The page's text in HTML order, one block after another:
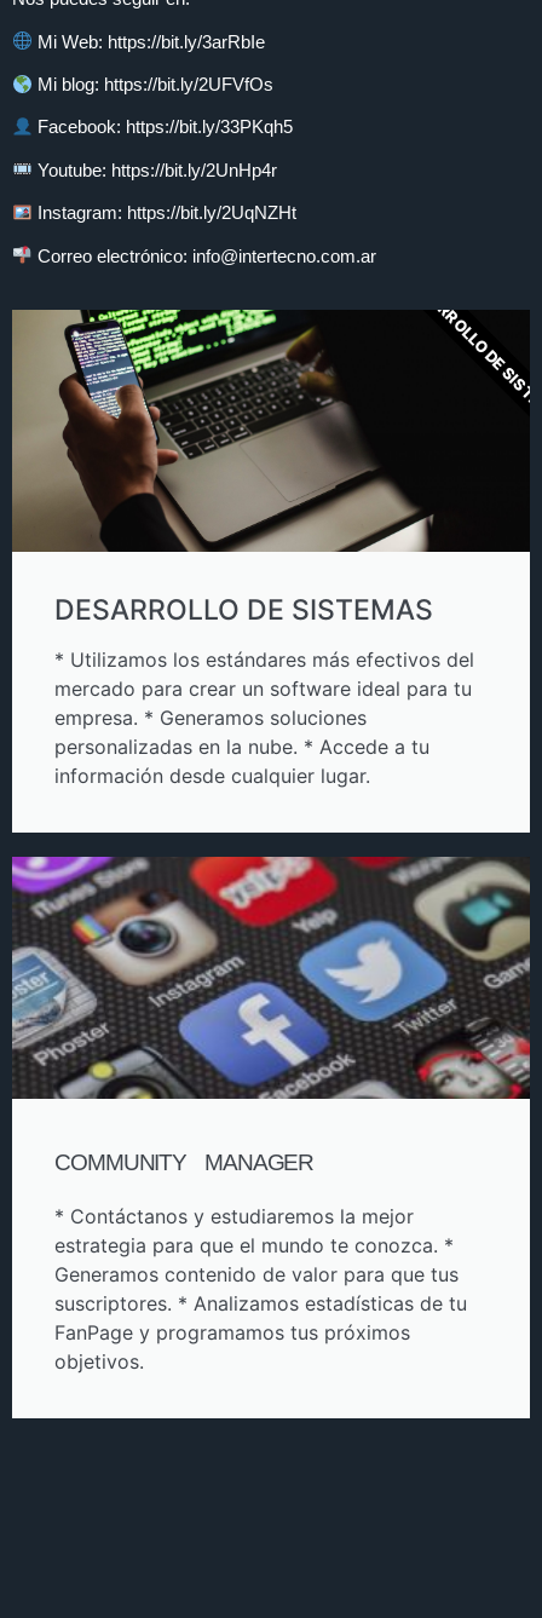
Mi Web: https://bit.ly/3arRbIe
Mi blog: https://bit.ly/2UFVfOs
Facebook: https://bit.ly/33PKqh5
Youtube: https://bit.ly/2UnHp4r
Instagram: https://bit.ly/2UqNZHt
Correo electrónico: info@intertecno.com.ar
DESARROLLO DE SISTEMAS
* Utilizamos los estándares más efectivos del
mercado para crear un software ideal para tu
empresa. * Generamos soluciones
personalizadas en la nube. * Accede a tu
información desde cualquier lugar.
DESARROLLO DE
COMMUNITY MANAGER
* Contáctanos y estudiaremos la mejor
estrategia para que el mundo te conozca. *
Generamos contenido de valor para que tus
suscriptores. * Analizamos estadísticas de tu
FanPage y programamos tus próximos
objetivos.